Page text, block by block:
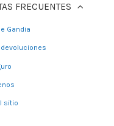
FRECUENTES
Gandia
sitio